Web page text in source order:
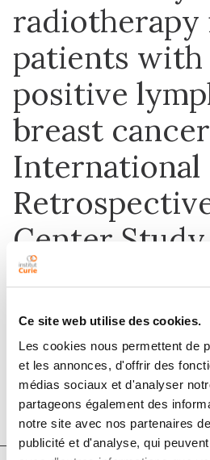
Ce site web utilise des cookies.
Les cookies nous permettent de
et les annonces, d'offrir des
médias sociaux et d'analyser
partageons également des
notre site avec nos partenaires
publicité et d'analyse, qui
radiotherapy
patients with
positive
breast
International
Center Study
1 janv. 2019
The Breast Journal
DOI : 10.1111/tbj.13163